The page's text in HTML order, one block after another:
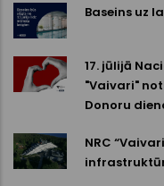
Baseins uz
17. jūlijā
"Vaivari"
Donoru
NRC